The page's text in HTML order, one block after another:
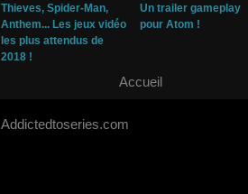
Thieves, Spider-Man,
Anthem... Les jeux vidéo
les plus attendus de
2018 !
Un trailer gameplay
pour Atom !
Accueil
Addictedtoseries.com